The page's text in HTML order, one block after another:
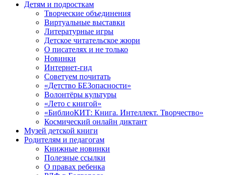
Детям и подросткам
Творческие объединения
Виртуальные выставки
Литературные игры
Детское читательское жюри
О писателях и не только
Новинки
Интернет-гид
Советуем почитать
«Детство БЕЗопасности»
Волонтёры культуры
«Лето с книгой»
«БиблиоКИТ: Книга. Интеллект. Творчество»
Космический онлайн диктант
Музей детской книги
Родителям и педагогам
Книжные новинки
Полезные ссылки
О правах ребенка